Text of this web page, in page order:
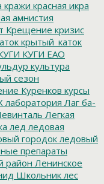
кражи красная икра
амнистия
Крещение кризис
крытый_каток
КУГИ ЕАО
культура
сезон
Куренков курсы
лаборатория Лаг ба-
Легкая
лед ледовая
городок ледовый
препараты
район Ленинское
Школьник лес